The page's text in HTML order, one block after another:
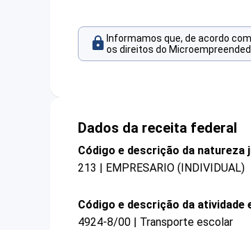
Informamos que, de acordo
os direitos do
Dados da receita federal
Código e descrição da natureza
213 | EMPRESARIO (INDIVIDUAL)
Código e descrição da atividade
4924-8/00 | Transporte escolar